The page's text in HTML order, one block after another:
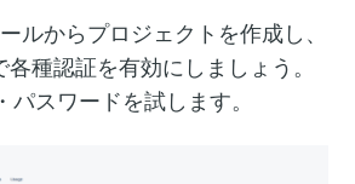
ルからプロジェクトを作成し、
各種認証を有効にしましょう。
スワードを試します。